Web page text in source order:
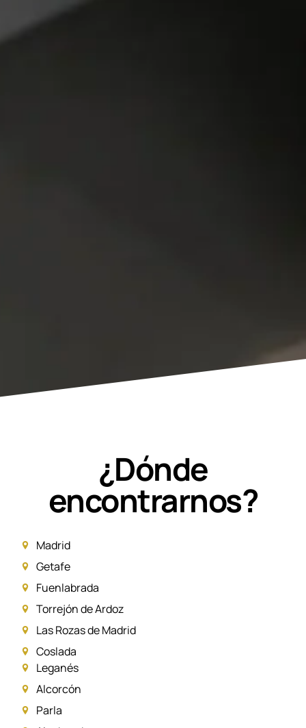
¿Dónde
encontrarnos?
Madrid
Getafe
Fuenlabrada
Torrejón de Ardoz
Las Rozas de Madrid
Coslada
Leganés
Alcorcón
Parla